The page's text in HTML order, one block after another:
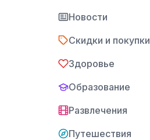
Новости
Скидки и покупки
Здоровье
Образование
Развлечения
Путешествия